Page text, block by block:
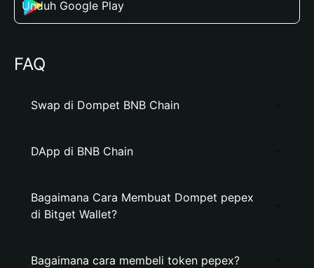
Unduh Google Play
FAQ
Swap di Dompet BNB Chain
DApp di BNB Chain
Bagaimana Cara Membuat Dompet pepex
di Bitget Wallet?
Bagaimana cara membeli token pepex?